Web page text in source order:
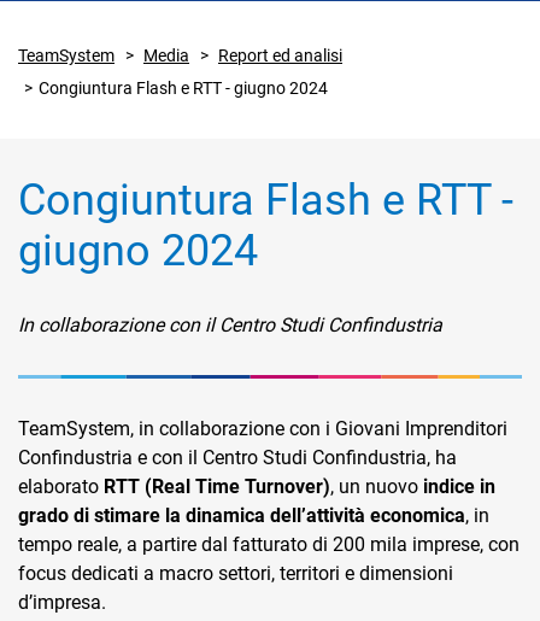
Ecommerce
Email Marketing
Fatturazione
Financial Solutions
TeamSystem Media
Report ed analisi
Congiuntura Flash e RTT - giugno 2024
Congiuntura Flash e RTT -
giugno 2024
In collaborazione con il Centro Studi Confindustria
TeamSystem, in collaborazione con i Giovani Imprenditori
Confindustria e con il Centro Studi Confindustria, ha
elaborato RTT (Real Time Turnover), un nuovo indice in
grado di stimare la dinamica dell’attività economica, in
tempo reale, a partire dal fatturato di 200 mila imprese, con
focus dedicati a macro settori, territori e dimensioni
d’impresa.